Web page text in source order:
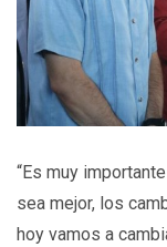
“Es muy
sea mejor, los
hoy vamos a